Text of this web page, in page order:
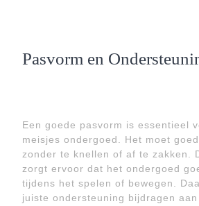
Pasvorm en
Een goede pasvorm is essentieel
meisjes ondergoed. Het moet
zonder te knellen of af te zakken.
zorgt ervoor dat het ondergoed
tijdens het spelen of bewegen.
juiste ondersteuning bijdragen